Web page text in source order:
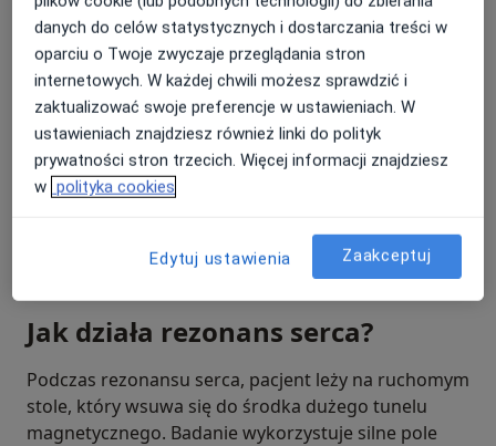
Do czego jest używany rezonans
serca?
Rezonans serca jest stosowany do kompleksowej
oceny struktury i funkcji serca, w tym wielkości i
kształtu komór, grubości i ruchomości ścian serca,
oraz działania zastawek. Jest to nieocenione
narzędzie w diagnostyce chorób mięśnia
sercowego, wad wrodzonych, chorób tkanki łącznej
serca, a także w ocenie skuteczności leczenia
Jak działa rezonans serca?
Podczas rezonansu serca, pacjent leży na ruchomym
stole, który wsuwa się do środka dużego tunelu
magnetycznego. Badanie wykorzystuje silne pole
danych do celów statystycznych i dostarczania treści w
oparciu o Twoje zwyczaje przeglądania stron
internetowych. W każdej chwili możesz sprawdzić i
zaktualizować swoje preferencje w ustawieniach. W
ustawieniach znajdziesz również linki do polityk
prywatności stron trzecich. Więcej informacji znajdziesz
w polityka cookies
Edytuj ustawienia Zaakceptuj